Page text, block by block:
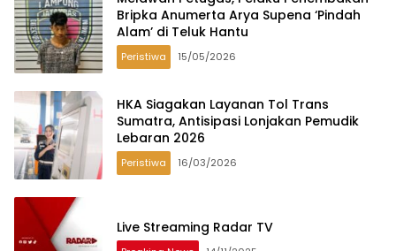
Bripka Anumerta Arya Supena ‘Pindah
Alam’ di Teluk Hantu
Peristiwa 15/05/2026
HKA Siagakan Layanan Tol Trans
Sumatra, Antisipasi Lonjakan Pemudik
Lebaran 2026
Peristiwa 16/03/2026
Live Streaming Radar TV